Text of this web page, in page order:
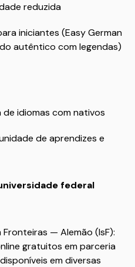
reduzida
iniciantes (Easy German
autêntico com legendas)
idiomas com nativos
de aprendizes e
federal
Fronteiras — Alemão (IsF):
gratuitos em parceria
em diversas